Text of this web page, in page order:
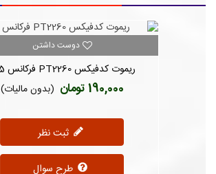
دوست داشتن
ریموت کدفیکس PT2260 فرکانس 315
190,000 تومان (بدون مالیات)
ثبت نظر